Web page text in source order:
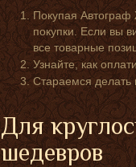
Покупая
покупки. Если вы
все товарные
Узнайте, как
Стараемся делать
Для
шедевров